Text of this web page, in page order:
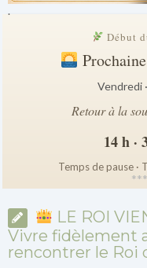
.
Début
Vendredi
Retour à la
14 h ·
Temps de pause ·
***
LE ROI
Vivre fidèlement
rencontrer le Roi